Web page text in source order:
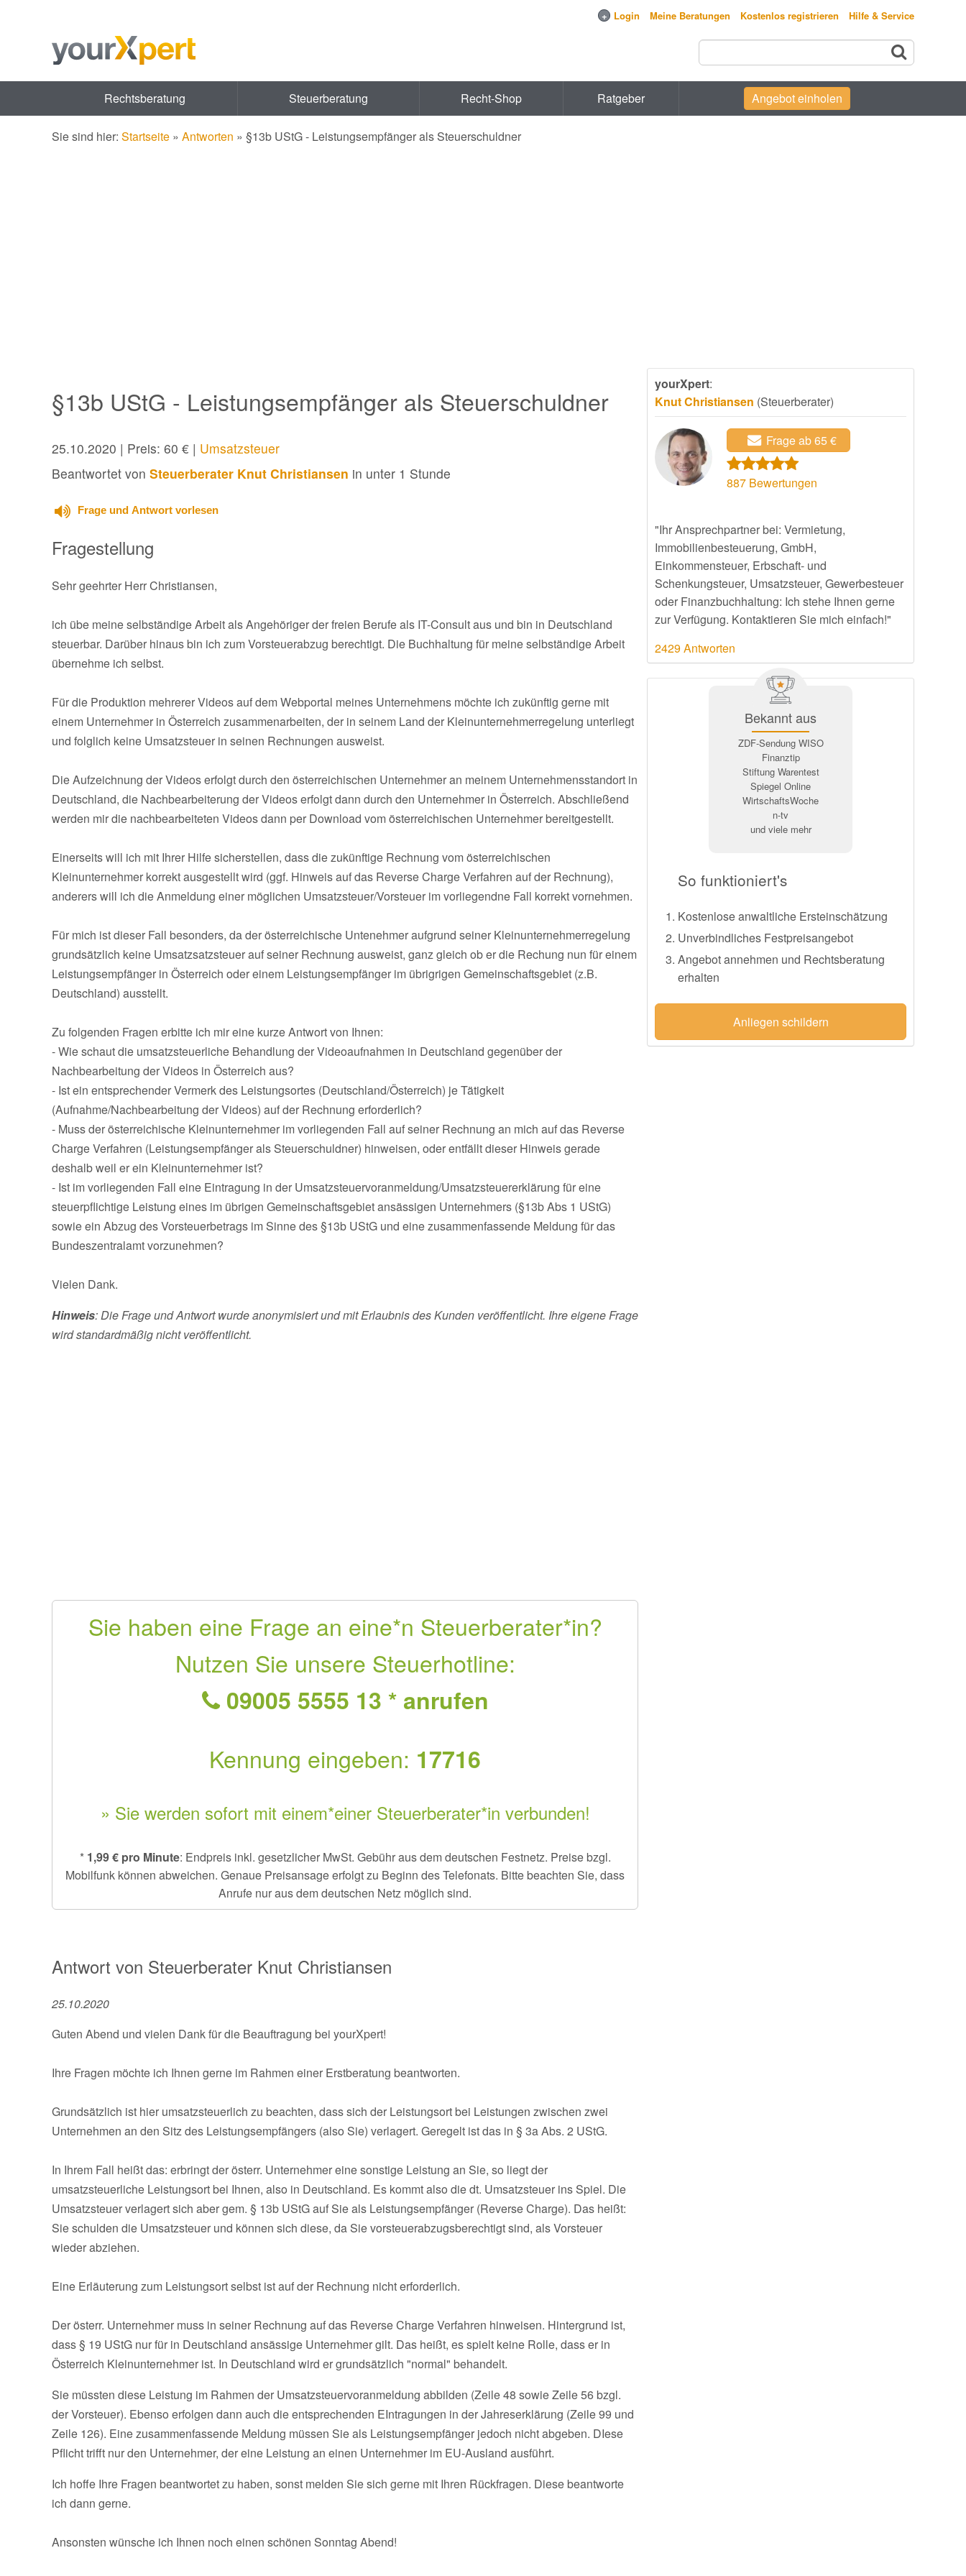
+ Login Meine Beratungen Kostenlos registrieren Hilfe & Service
Rechtsberatung Steuerberatung Recht-Shop Ratgeber Angebot einholen
Sie sind hier: Startseite » Antworten » §13b UStG - Leistungsempfänger als Steuerschuldner
§13b UStG - Leistungsempfänger als Steuerschuldner
25.10.2020 | Preis: 60 € | Umsatzsteuer
Beantwortet von Steuerberater Knut Christiansen in unter 1 Stunde
Frage und Antwort vorlesen
Fragestellung
Sehr geehrter Herr Christiansen,
ich übe meine selbständige Arbeit als Angehöriger der freien Berufe als IT-Consult aus und bin in Deutschland
steuerbar. Darüber hinaus bin ich zum Vorsteuerabzug berechtigt. Die Buchhaltung für meine selbständige Arbeit
übernehme ich selbst.
Für die Produktion mehrerer Videos auf dem Webportal meines Unternehmens möchte ich zukünftig gerne mit
einem Unternehmer in Österreich zusammenarbeiten, der in seinem Land der Kleinunternehmerregelung unterliegt
und folglich keine Umsatzsteuer in seinen Rechnungen ausweist.
Die Aufzeichnung der Videos erfolgt durch den österreichischen Unternehmer an meinem Unternehmensstandort in
Deutschland, die Nachbearbeiterung der Videos erfolgt dann durch den Unternehmer in Österreich. Abschließend
werden mir die nachbearbeiteten Videos dann per Download vom österreichischen Unternehmer bereitgestellt.
Einerseits will ich mit Ihrer Hilfe sicherstellen, dass die zukünftige Rechnung vom österreichischen
Kleinunternehmer korrekt ausgestellt wird (ggf. Hinweis auf das Reverse Charge Verfahren auf der Rechnung),
anderers will ich die Anmeldung einer möglichen Umsatzsteuer/Vorsteuer im vorliegendne Fall korrekt vornehmen.
Für mich ist dieser Fall besonders, da der österreichische Untenehmer aufgrund seiner Kleinunternehmerregelung
grundsätzlich keine Umsatzsatzsteuer auf seiner Rechnung ausweist, ganz gleich ob er die Rechung nun für einem
Leistungsempfänger in Österreich oder einem Leistungsempfänger im übrigrigen Gemeinschaftsgebiet (z.B.
Deutschland) ausstellt.
Zu folgenden Fragen erbitte ich mir eine kurze Antwort von Ihnen:
- Wie schaut die umsatzsteuerliche Behandlung der Videoaufnahmen in Deutschland gegenüber der
Nachbearbeitung der Videos in Österreich aus?
- Ist ein entsprechender Vermerk des Leistungsortes (Deutschland/Österreich) je Tätigkeit
(Aufnahme/Nachbearbeitung der Videos) auf der Rechnung erforderlich?
- Muss der österreichische Kleinunternehmer im vorliegenden Fall auf seiner Rechnung an mich auf das Reverse
Charge Verfahren (Leistungsempfänger als Steuerschuldner) hinweisen, oder entfällt dieser Hinweis gerade
deshalb weil er ein Kleinunternehmer ist?
- Ist im vorliegenden Fall eine Eintragung in der Umsatzsteuervoranmeldung/Umsatzsteuererklärung für eine
steuerpflichtige Leistung eines im übrigen Gemeinschaftsgebiet ansässigen Unternehmers (§13b Abs 1 UStG)
sowie ein Abzug des Vorsteuerbetrags im Sinne des §13b UStG und eine zusammenfassende Meldung für das
Bundeszentralamt vorzunehmen?
Vielen Dank.
Hinweis: Die Frage und Antwort wurde anonymisiert und mit Erlaubnis des Kunden veröffentlicht. Ihre eigene Frage
wird standardmäßig nicht veröffentlicht.
Sie haben eine Frage an eine*n Steuerberater*in?
Nutzen Sie unsere Steuerhotline:
09005 5555 13 * anrufen
Kennung eingeben: 17716
» Sie werden sofort mit einem*einer Steuerberater*in verbunden!
* 1,99 € pro Minute: Endpreis inkl. gesetzlicher MwSt. Gebühr aus dem deutschen Festnetz. Preise bzgl.
Mobilfunk können abweichen. Genaue Preisansage erfolgt zu Beginn des Telefonats. Bitte beachten Sie, dass
Anrufe nur aus dem deutschen Netz möglich sind.
Antwort von Steuerberater Knut Christiansen
25.10.2020
Guten Abend und vielen Dank für die Beauftragung bei yourXpert!
Ihre Fragen möchte ich Ihnen gerne im Rahmen einer Erstberatung beantworten.
Grundsätzlich ist hier umsatzsteuerlich zu beachten, dass sich der Leistungsort bei Leistungen zwischen zwei
Unternehmen an den Sitz des Leistungsempfängers (also Sie) verlagert. Geregelt ist das in § 3a Abs. 2 UStG.
In Ihrem Fall heißt das: erbringt der österr. Unternehmer eine sonstige Leistung an Sie, so liegt der
umsatzsteuerliche Leistungsort bei Ihnen, also in Deutschland. Es kommt also die dt. Umsatzsteuer ins Spiel. Die
Umsatzsteuer verlagert sich aber gem. § 13b UStG auf Sie als Leistungsempfänger (Reverse Charge). Das heißt:
Sie schulden die Umsatzsteuer und können sich diese, da Sie vorsteuerabzugsberechtigt sind, als Vorsteuer
wieder abziehen.
Eine Erläuterung zum Leistungsort selbst ist auf der Rechnung nicht erforderlich.
Der österr. Unternehmer muss in seiner Rechnung auf das Reverse Charge Verfahren hinweisen. Hintergrund ist,
dass § 19 UStG nur für in Deutschland ansässige Unternehmer gilt. Das heißt, es spielt keine Rolle, dass er in
Österreich Kleinunternehmer ist. In Deutschland wird er grundsätzlich "normal" behandelt.
Sie müssten diese Leistung im Rahmen der Umsatzsteuervoranmeldung abbilden (Zeile 48 sowie Zeile 56 bzgl.
der Vorsteuer). Ebenso erfolgen dann auch die entsprechenden EIntragungen in der Jahreserklärung (Zeile 99 und
Zeile 126). Eine zusammenfassende Meldung müssen Sie als Leistungsempfänger jedoch nicht abgeben. DIese
Pflicht trifft nur den Unternehmer, der eine Leistung an einen Unternehmer im EU-Ausland ausführt.
Ich hoffe Ihre Fragen beantwortet zu haben, sonst melden Sie sich gerne mit Ihren Rückfragen. Diese beantworte
ich dann gerne.
Ansonsten wünsche ich Ihnen noch einen schönen Sonntag Abend!
yourXpert:
Knut Christiansen (Steuerberater)
Frage ab 65 €
887 Bewertungen
"Ihr Ansprechpartner bei: Vermietung,
Immobilienbesteuerung, GmbH,
Einkommensteuer, Erbschaft- und
Schenkungsteuer, Umsatzsteuer, Gewerbesteuer
oder Finanzbuchhaltung: Ich stehe Ihnen gerne
zur Verfügung. Kontaktieren Sie mich einfach!"
2429 Antworten
Bekannt aus
ZDF-Sendung WISO
Finanztip
Stiftung Warentest
Spiegel Online
WirtschaftsWoche
n-tv
und viele mehr
So funktioniert's
Kostenlose anwaltliche Ersteinschätzung
Unverbindliches Festpreisangebot
Angebot annehmen und Rechtsberatung
erhalten
Anliegen schildern